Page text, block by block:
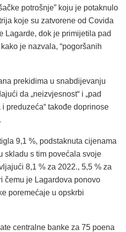
potrošnje” koju je potaknulo
koje su zatvorene od Covida
Lagarde, dok je primijetila pad
je nazvala, “pogoršanih
prekidima u snabdijevanju
da „neizvjesnost“ i „pad
preduzeća“ takođe doprinose
9,1 %, podstaknuta cijenama
skladu s tim povećala svoje
8,1 % za 2022., 5,5 % za
čemu je Lagardova ponovo
poremećaje u opskrbi
centralne banke za 75 poena